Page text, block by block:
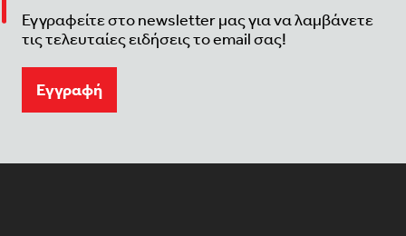
Εγγραφείτε στο newsletter μας για να λαμβάνετε
τις τελευταίες ειδήσεις το email σας!
Eγγραφή